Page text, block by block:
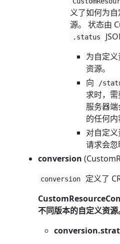
义了如何为
源。 状态由
.status
为自定
资源。
向
/
求时，需
服务器
的任何内
对自定义
请求会
conversion
conversion
定义了
不同版本的自定义资源